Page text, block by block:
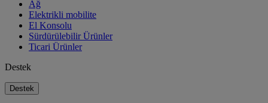
Ağ
Elektrikli mobilite
El Konsolu
Sürdürülebilir Ürünler
Ticari Ürünler
Destek
Destek